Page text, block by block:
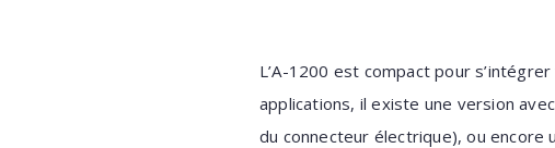
L’A-1200 est compact pour
applications, il existe une version
du connecteur électrique), ou